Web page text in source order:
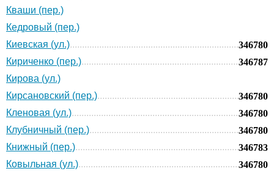
Кваши (пер.)
Кедровый (пер.)
Киевская (ул.)
346780
Кириченко (пер.)
346787
Кирова (ул.)
Кирсановский (пер.)
346780
Кленовая (ул.)
346780
Клубничный (пер.)
346780
Книжный (пер.)
346783
Ковыльная (ул.)
346780